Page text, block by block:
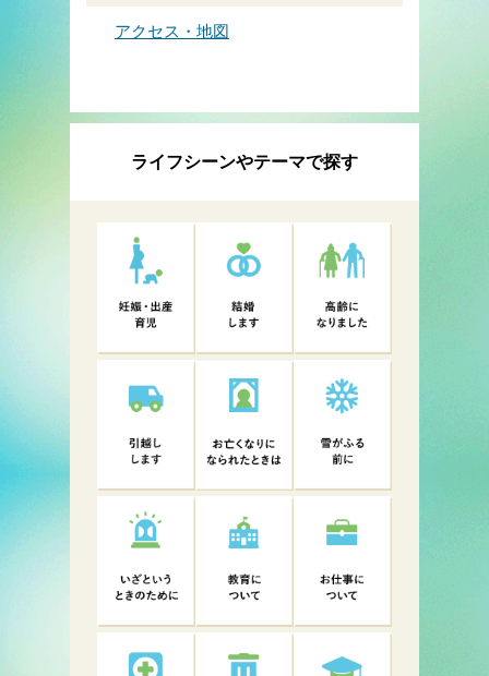
アクセス・地図
ライフシーンやテーマで探す